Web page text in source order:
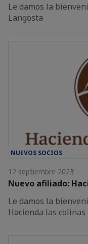
Le damos la
Langosta
NUEVOS SOCIOS
12 septiembre 2023
Nuevo afiliado:
Le damos la
Hacienda las colinas